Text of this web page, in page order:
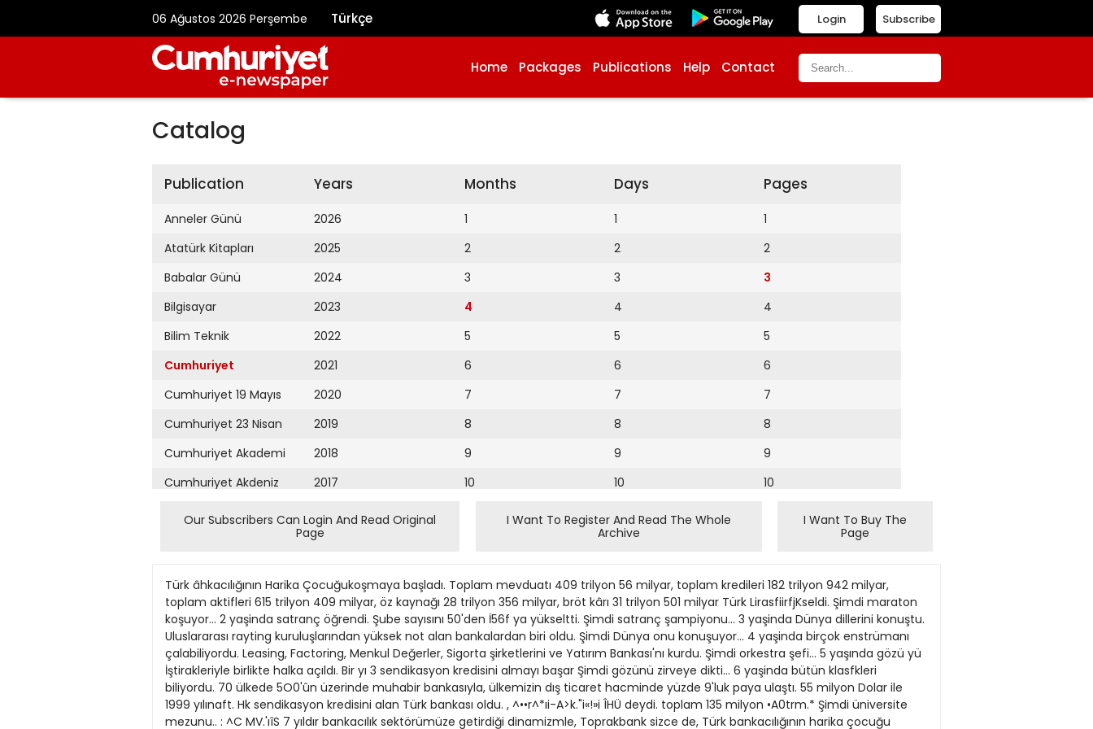
06 Ağustos 2026 Perşembe Türkçe Subscribe
Login
Home Packages Publications Help Contact
Catalog
Publication
Anneler Günü
Atatürk Kitapları
Babalar Günü
Bilgisayar
Bilim Teknik
Cumhuriyet
Cumhuriyet 19 Mayıs
Cumhuriyet 23 Nisan
Cumhuriyet Akademi
Cumhuriyet Akdeniz
Cumhuriyet Alışveriş
Cumhuriyet Ankara
Cumhuriyet Büyük
Taaruz
Cumhuriyet
Cumartesi
Cumhuriyet Çevre
Years
2026
2025
2024
2023
2022
2021
2020
2019
2018
2017
2016
2015
2013
2012
2011
2010
2009
Months
1
2
3
4
5
6
7
8
9
10
Days
1
2
3
4
5
6
7
8
9
10
11
12
14
15
16
17
18
Pages
1
2
3
4
5
6
7
8
9
10
14
15
16
17
18
Our Subscribers Can Login And Read Original
Page
I Want To Register And Read The Whole
Archive
I Want To Buy The
Page
Türk âhkacılığının Harika Çocuğukoşmaya başladı. Toplam mevduatı 409 trilyon 56 milyar, toplam kredileri 182 trilyon 942 milyar,
toplam aktifleri 615 trilyon 409 milyar, öz kaynağı 28 trilyon 356 milyar, bröt kârı 31 trilyon 501 milyar Türk LirasfiirfjKseldi. Şimdi maraton
koşuyor... 2 yaşinda satranç öğrendi. Şube sayısını 50'den İ56f ya yükseltti. Şimdi satranç şampiyonu... 3 yaşinda Dünya dillerini konuştu.
Uluslararası rayting kuruluşlarından yüksek not alan bankalardan biri oldu. Şimdi Dünya onu konuşuyor... 4 yaşinda birçok enstrümanı
çalabiliyordu. Leasing, Factoring, Menkul Değerler, Sigorta şirketlerini ve Yatırım Bankası'nı kurdu. Şimdi orkestra şefi... 5 yaşında gözü yü
İştirakleriyle birlikte halka açıldı. Bir yı 3 sendikasyon kredisini almayı başar Şimdi gözünü zirveye dikti... 6 yaşinda bütün klasfkleri
biliyordu. 70 ülkede 5O0'ûn üzerinde muhabir bankasıyla, ülkemizin dış ticaret hacminde yüzde 9'luk paya ulaştı. 55 milyon Dolar ile
1999 yılınaft. Hk sendikasyon kredisini alan Türk bankası oldu. , ^••r^*ıi-A>k."i«!»i ÎHÜ deydi. toplam 135 milyon •A0trm.* Şimdi üniversite
mezunu.. : ^C MV.'ıîS 7 yıldır bankacılık sektörümüze getirdiği dinamizmle, Toprakbank sizce de, Türk bankacılığının harika çocuğu